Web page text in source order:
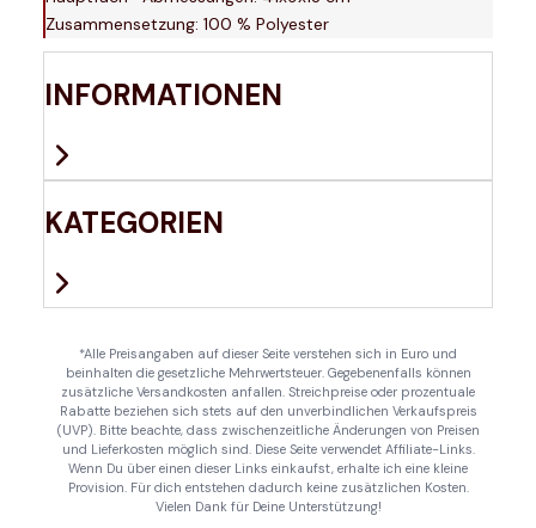
Zusammensetzung: 100 % Polyester
INFORMATIONEN
KATEGORIEN
*Alle Preisangaben auf dieser Seite verstehen sich in Euro und
beinhalten die gesetzliche Mehrwertsteuer. Gegebenenfalls können
zusätzliche Versandkosten anfallen. Streichpreise oder prozentuale
Rabatte beziehen sich stets auf den unverbindlichen Verkaufspreis
(UVP). Bitte beachte, dass zwischenzeitliche Änderungen von Preisen
und Lieferkosten möglich sind. Diese Seite verwendet Affiliate-Links.
Wenn Du über einen dieser Links einkaufst, erhalte ich eine kleine
Provision. Für dich entstehen dadurch keine zusätzlichen Kosten.
Vielen Dank für Deine Unterstützung!